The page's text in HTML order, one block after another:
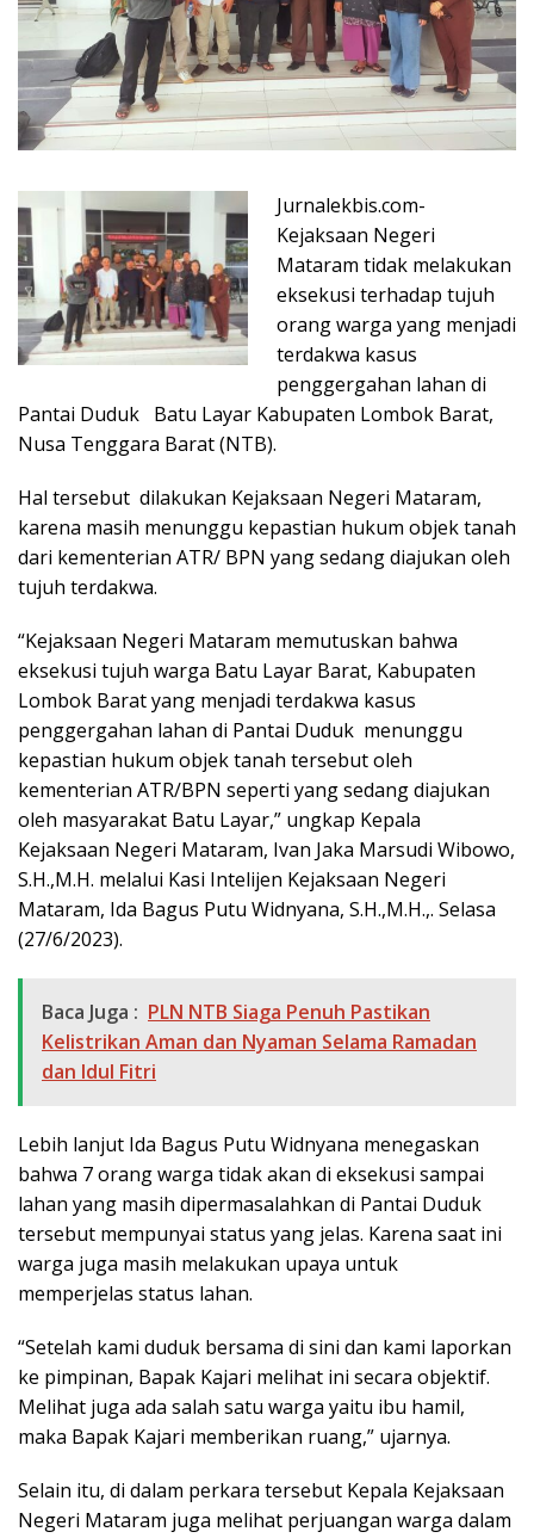
Jurnalekbis.com-
Kejaksaan Negeri
Mataram tidak melakukan
eksekusi terhadap tujuh
orang warga yang menjadi
terdakwa kasus
penggergahan lahan di
Pantai Duduk Batu Layar Kabupaten Lombok Barat,
Nusa Tenggara Barat (NTB).
Hal tersebut dilakukan Kejaksaan Negeri Mataram,
karena masih menunggu kepastian hukum objek tanah
dari kementerian ATR/ BPN yang sedang diajukan oleh
tujuh terdakwa.
“Kejaksaan Negeri Mataram memutuskan bahwa
eksekusi tujuh warga Batu Layar Barat, Kabupaten
Lombok Barat yang menjadi terdakwa kasus
penggergahan lahan di Pantai Duduk menunggu
kepastian hukum objek tanah tersebut oleh
kementerian ATR/BPN seperti yang sedang diajukan
oleh masyarakat Batu Layar,” ungkap Kepala
Kejaksaan Negeri Mataram, Ivan Jaka Marsudi Wibowo,
S.H.,M.H. melalui Kasi Intelijen Kejaksaan Negeri
Mataram, Ida Bagus Putu Widnyana, S.H.,M.H.,. Selasa
(27/6/2023).
Baca Juga : PLN NTB Siaga Penuh Pastikan
Kelistrikan Aman dan Nyaman Selama Ramadan
dan Idul Fitri
Lebih lanjut Ida Bagus Putu Widnyana menegaskan
bahwa 7 orang warga tidak akan di eksekusi sampai
lahan yang masih dipermasalahkan di Pantai Duduk
tersebut mempunyai status yang jelas. Karena saat ini
warga juga masih melakukan upaya untuk
memperjelas status lahan.
“Setelah kami duduk bersama di sini dan kami laporkan
ke pimpinan, Bapak Kajari melihat ini secara objektif.
Melihat juga ada salah satu warga yaitu ibu hamil,
maka Bapak Kajari memberikan ruang,” ujarnya.
Selain itu, di dalam perkara tersebut Kepala Kejaksaan
Negeri Mataram juga melihat perjuangan warga dalam